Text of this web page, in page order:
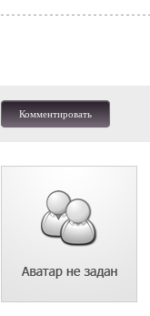
Комментировать